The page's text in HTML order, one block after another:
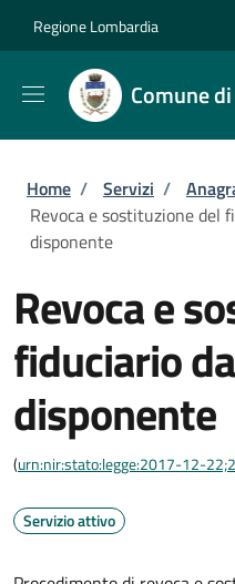
Regione Lombardia
Comune
Briciole di
Home / Servizi /
Revoca e sostituzione del
disponente
Revoca e
fiduciario
disponente
(urn:nir:stato:legge:2017-12-
Servizio attivo